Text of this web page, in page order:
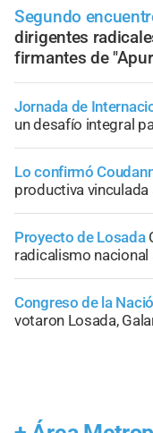
Segundo
dirigentes
firmantes de
Jornada de
un desafío integral
Lo confirmó
productiva
Proyecto de Losada
radicalismo
Congreso de la
votaron Losada,